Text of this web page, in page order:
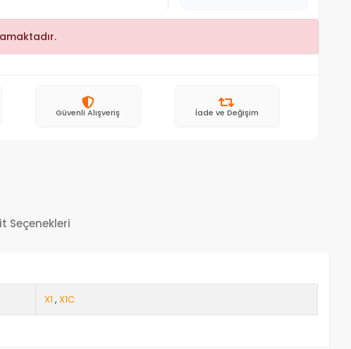
Güvenli Alışveriş İade ve Değişim
Seçenekleri
X1 ,X1C